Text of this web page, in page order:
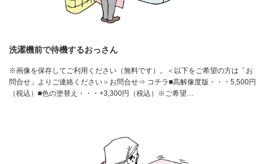
洗濯機前で待機するおっさん
※画像を保存してご利用ください（無料です）。＜以下をご希望の方は「お
問合せ」よりご連絡ください＞お問合せ⇒ コチラ■高解像度版・・・5,500円
（税込）■色の塗替え・・・+3,300円（税込）※ご希望…